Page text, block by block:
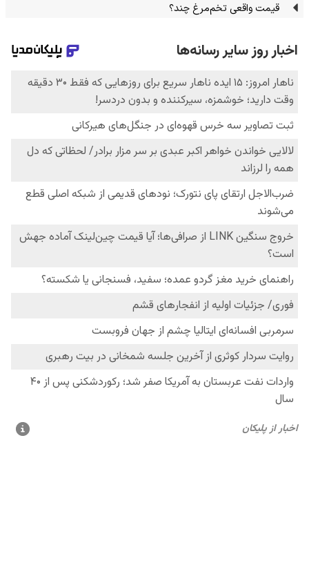
قیمت واقعی تخم‌مرغ چند؟